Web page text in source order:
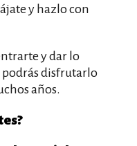
y hazlo con
y dar lo
disfrutarlo
años.